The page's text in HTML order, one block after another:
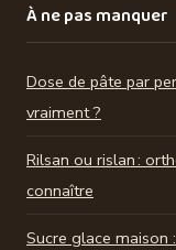
À ne pas manquer
Dose de pâte par
vraiment ?
Rilsan ou rislan :
connaître
Sucre glace maison